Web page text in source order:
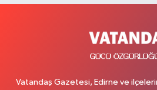
Vatandaş Gazetesi, Edirne ve